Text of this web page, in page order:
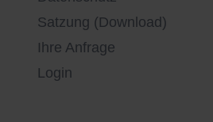
Satzung (Download)
Ihre Anfrage
Login